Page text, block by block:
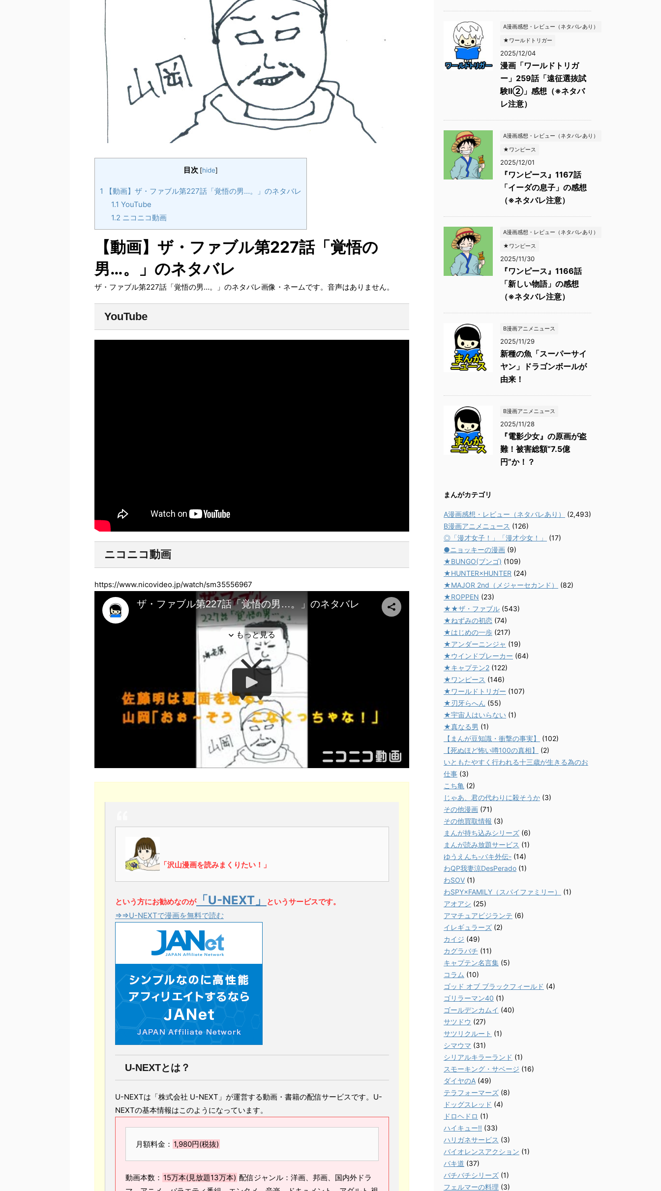
目次 [hide]
1
【動画】ザ・ファブル第227話「覚悟の男…。」のネタバレ
1.1 YouTube
1.2 ニコニコ動画
【動画】ザ・ファブル第227話「覚悟の
男…。」のネタバレ
ザ・ファブル第227話「覚悟の男…。」のネタバレ画像・ネームです。音声はありません。
YouTube
ニコニコ動画
https://www.nicovideo.jp/watch/sm35556967
「沢山漫画を読みまくりたい！」
という方にお勧めなのが「U-NEXT」
というサービスです。
⇒⇒U-NEXTで漫画を無料で読む
U-NEXTとは？
U-NEXTは「株式会社 U-NEXT」が運営する動画・書籍の配信サービスです。U-
NEXTの基本情報はこのようになっています。
月額料金： 1,980円(税抜)
動画本数： 15万本(見放題13万本) 配信ジャンル：洋画、邦画、国内外ドラ
A漫画感想・レビュー（ネタバレあり）
★ワールドトリガー
2025/12/04
漫画「ワールドトリガ
ー」259話「遠征選抜試
験Ⅱ②」感想（※ネタバ
レ注意）
A漫画感想・レビュー（ネタバレあり）
★ワンピース
2025/12/01
『ワンピース』1167話
「イーダの息子」の感想
（※ネタバレ注意）
A漫画感想・レビュー（ネタバレあり）
★ワンピース
2025/11/30
『ワンピース』1166話
「新しい物語」の感想
（※ネタバレ注意）
B漫画アニメニュース
2025/11/29
新種の魚「スーパーサイ
ヤン」ドラゴンボールが
由来！
B漫画アニメニュース
2025/11/28
『電影少女』の原画が盗
難！被害総額“7.5億
円”か！？
まんがカテゴリ
A漫画感想・レビュー（ネタバレあり）
(2,493)
B漫画アニメニュース (126)
◎「漫才女子！」「漫才少女！」
(17)
●ニョッキーの漫画 (9)
★BUNGO(ブンゴ) (109)
★HUNTER×HUNTER (24)
★MAJOR 2nd（メジャーセカンド）
(82)
★ROPPEN (23)
★★ザ・ファブル (543)
★ねずみの初恋 (74)
★はじめの一歩 (217)
★アンダーニンジャ (19)
★ウインドブレーカー (64)
★キャプテン2 (122)
★ワンピース (146)
★ワールドトリガー (107)
★刃牙らへん (55)
★宇宙人はいらない (1)
★真なる男 (1)
【まんが豆知識・衝撃の事実】
(102)
【死ぬほど怖い噂100の真相】
(2)
いともたやすく行われる十三歳が生きる為のお
仕事 (3)
こち亀 (2)
じゃあ、君の代わりに殺そうか (3)
その他漫画 (71)
その他買取情報 (3)
まんが持ち込みシリーズ (6)
まんが読み放題サービス (1)
ゆうえんち-バキ外伝- (14)
わQP我妻涼DesPerado (1)
わSOV (1)
わSPY×FAMILY（スパイファミリー）
(1)
アオアシ (25)
アマチュアビジランテ (6)
イレギュラーズ (2)
カイジ (49)
カグラバチ (11)
キャプテン名言集 (5)
コラム (10)
ゴッド オブ ブラックフィールド (4)
ゴリラーマン40 (1)
ゴールデンカムイ (40)
サツドウ (27)
サツリクルート (1)
シマウマ (31)
シリアルキラーランド (1)
スモーキング・サベージ (16)
ダイヤのA (49)
テラフォーマーズ (8)
ドッグスレッド (4)
ドロヘドロ (1)
ハイキュー!! (33)
ハリガネサービス (3)
バイオレンスアクション (1)
バキ道 (37)
バチバチシリーズ (1)
フェルマーの料理 (3)